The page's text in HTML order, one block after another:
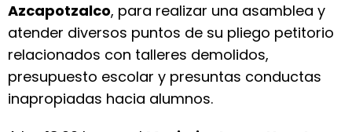
Azcapotzalco, para realizar una asamblea y
atender diversos puntos de su pliego petitorio
relacionados con talleres demolidos,
presupuesto escolar y presuntas conductas
inapropiadas hacia alumnos.